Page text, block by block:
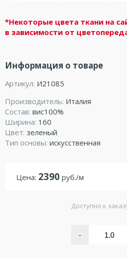
*Некоторые цвета ткани на
в зависимости от
Информация о товаре
Артикул: И21085
Производитель: Италия
Состав: вис100%
Ширина: 160
Цвет: зеленый
Тип основы: искусственная
Цена: 2390 руб./м
Доступно к
-